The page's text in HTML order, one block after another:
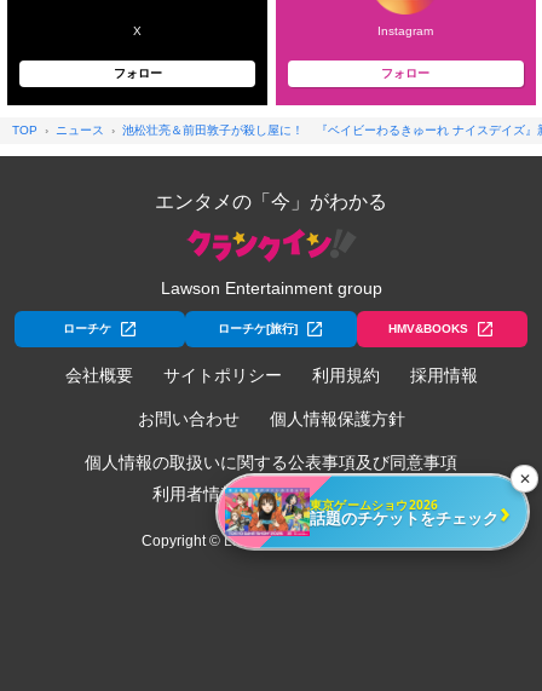
X
フォロー
Instagram
フォロー
TOP ニュース 池松壮亮＆前田敦子が殺し屋に！ 『ベイビーわるきゅーれ ナイスデイズ』
エンタメの「今」がわかる
Lawson Entertainment group
ローチケ ローチケ[旅行] HMV&BOOKS
会社概要 サイトポリシー 利用規約 採用情報
お問い合わせ 個人情報保護方針
個人情報の取扱いに関する公表事項及び同意事項
利用者情報の外部送信について
Copyright © Lawson Entertainment, Inc.
✕
東京ゲームショウ2026
話題のチケットをチェック ›